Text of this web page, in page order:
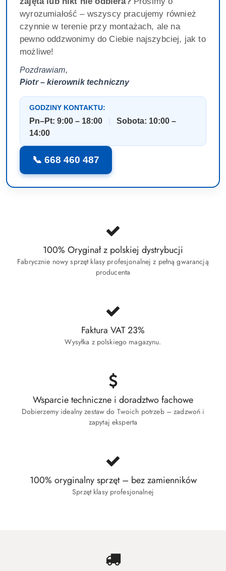
wyrozumiałość – wszyscy pracujemy również
czynnie w terenie przy montażach, ale na
pewno oddzwonimy do Ciebie najszybciej, jak to
możliwe!
Pozdrawiam,
Piotr – kierownik techniczny
GODZINY KONTAKTU:
Pn–Pt: 9:00 – 18:00
Sobota: 10:00 –
14:00
📞 668 460 487
100% Oryginał z polskiej dystrybucji
Fabrycznie nowy sprzęt klasy profesjonalnej z pełną gwarancją
producenta
Faktura VAT 23%
Wysyłka z polskiego magazynu.
Wsparcie techniczne i doradztwo fachowe
Dobierzemy idealny zestaw do Twoich potrzeb – zadzwoń i
zapytaj eksperta
100% oryginalny sprzęt – bez zamienników
Sprzęt klasy profesjonalnej